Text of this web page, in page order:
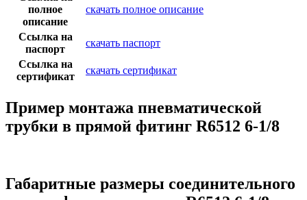
полное
описание
скачать полное описание
Ссылка на
паспорт
скачать паспорт
Ссылка на
сертификат
скачать сертификат
Пример монтажа пневматической
трубки в прямой фитинг R6512 6-1/8
Габаритные размеры соединительного